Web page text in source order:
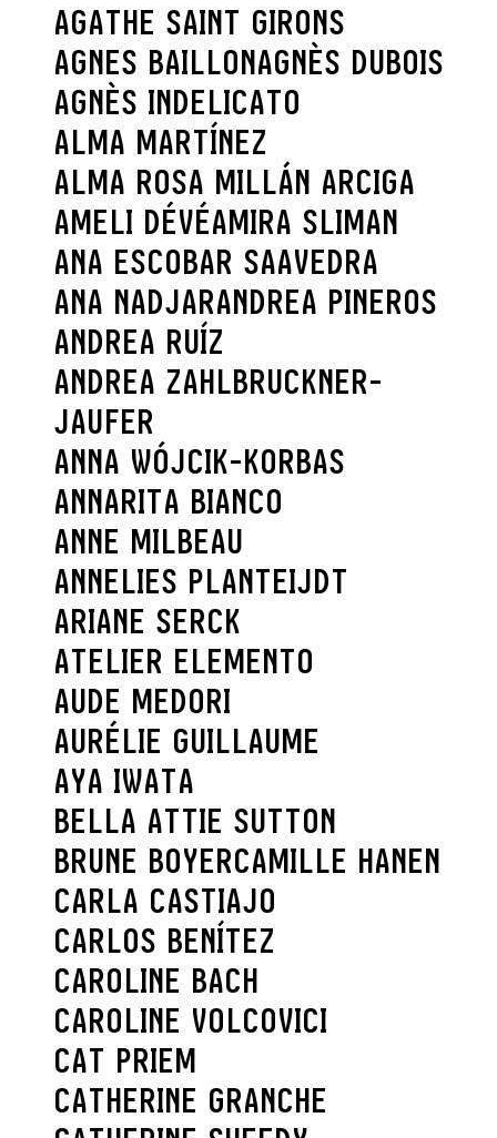
AGATHE SAINT GIRONS
AGNES BAILLONAGNÈS DUBOIS
AGNÈS INDELICATO
ALMA MARTÍNEZ
ALMA ROSA MILLÁN ARCIGA
AMELI DÉVÉAMIRA SLIMAN
ANA ESCOBAR SAAVEDRA
ANA NADJARANDREA PINEROS
ANDREA RUÍZ
ANDREA ZAHLBRUCKNER-
JAUFER
ANNA WÓJCIK-KORBAS
ANNARITA BIANCO
ANNE MILBEAU
ANNELIES PLANTEIJDT
ARIANE SERCK
ATELIER ELEMENTO
AUDE MEDORI
AURÉLIE GUILLAUME
AYA IWATA
BELLA ATTIE SUTTON
BRUNE BOYERCAMILLE HANEN
CARLA CASTIAJO
CARLOS BENÍTEZ
CAROLINE BACH
CAROLINE VOLCOVICI
CAT PRIEM
CATHERINE GRANCHE